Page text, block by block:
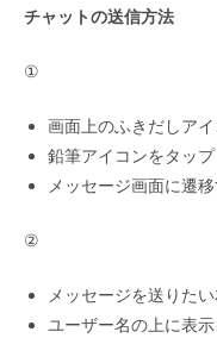
チャットの送信方法
①
画面上のふきだしア
鉛筆アイコンをタップ
メッセージ画面に遷
②
メッセージを送りた
ユーザー名の上に表